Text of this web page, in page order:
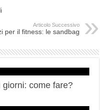
Articolo Successivo
per il fitness: le sandbag
come fare?